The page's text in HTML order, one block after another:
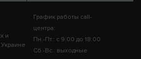
и
График работы call-
центра:
Пн.-Пт.: с 9:00 до 18:00
Сб.-Вс.: выходные